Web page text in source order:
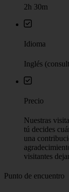
2h 30m
Idioma
Inglés
Precio
Nuestras
tú decides
una
visitantes
Punto de encuentro